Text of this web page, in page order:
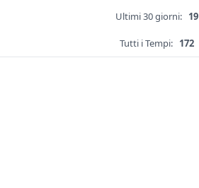
Ultimi 30 giorni: 19
Tutti i Tempi: 172